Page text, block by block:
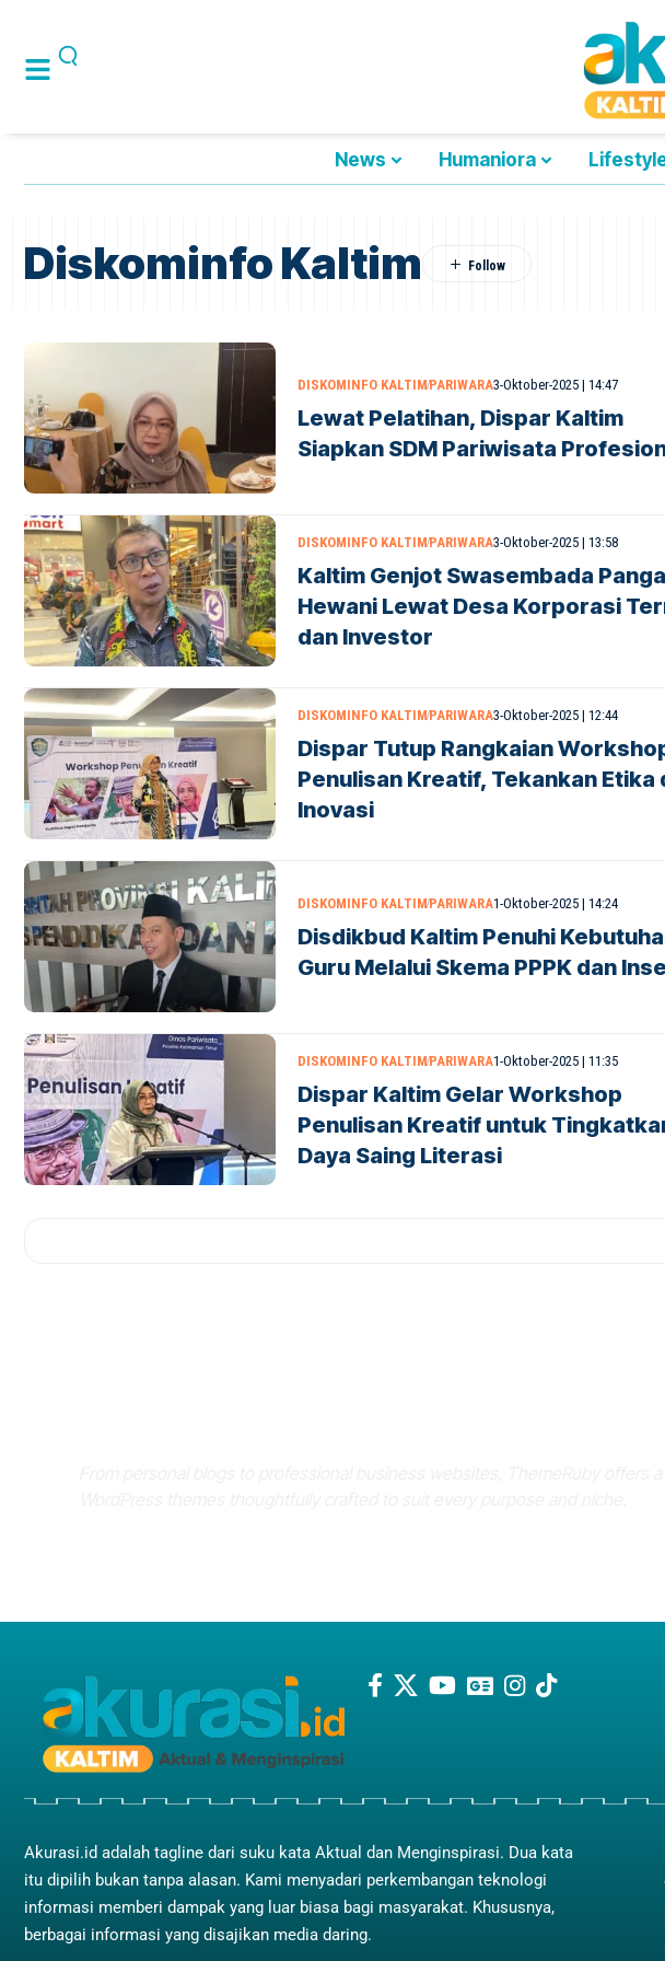
News Humaniora
Diskominfo Kaltim
DISKOMINFO KALTIMPARIWARA3-Oktober-2025 | 14:47
Lewat Pelatihan, Dispar Kaltim
Siapkan SDM Pariwisata
DISKOMINFO KALTIMPARIWARA3-Oktober-2025 | 13:58
Kaltim Genjot Swasembada
Hewani Lewat Desa Korporasi
dan Investor
DISKOMINFO KALTIMPARIWARA3-Oktober-2025 | 12:44
Dispar Tutup Rangkaian
Penulisan Kreatif, Tekankan Etika
Inovasi
DISKOMINFO KALTIMPARIWARA1-Oktober-2025 | 14:24
Disdikbud Kaltim Penuhi
Guru Melalui Skema PPPK dan
DISKOMINFO KALTIMPARIWARA1-Oktober-2025 | 11:35
Dispar Kaltim Gelar Workshop
Penulisan Kreatif untuk
Daya Saing Literasi
Akurasi.id adalah tagline dari suku kata Aktual dan Menginspirasi. Dua kata
itu dipilih bukan tanpa alasan. Kami menyadari perkembangan teknologi
informasi memberi dampak yang luar biasa bagi masyarakat. Khususnya,
berbagai informasi yang disajikan media daring.